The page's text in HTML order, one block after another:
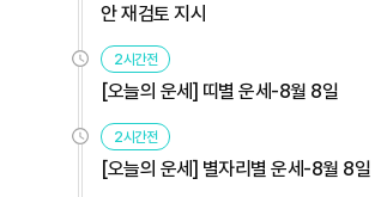
안 재검토 지시
2시간전
[오늘의 운세] 띠별 운세-8월 8일
2시간전
[오늘의 운세] 별자리별 운세-8월 8일